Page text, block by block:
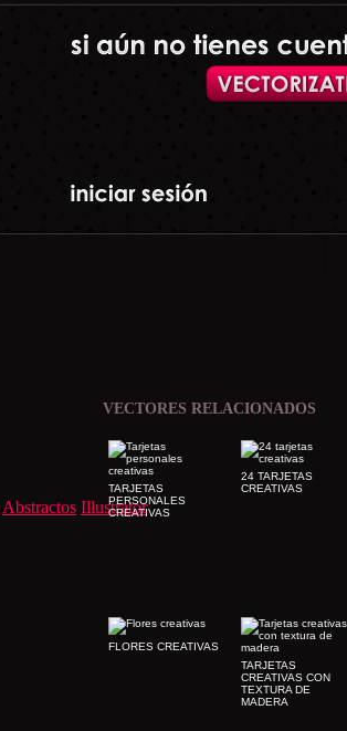
Abstractos Illustrator
VECTORES RELACIONADOS
24 TARJETAS
CREATIVAS
TARJETAS
PERSONALES
CREATIVAS
TARJETAS
CREATIVAS CON
TEXTURA DE
MADERA
FLORES CREATIVAS